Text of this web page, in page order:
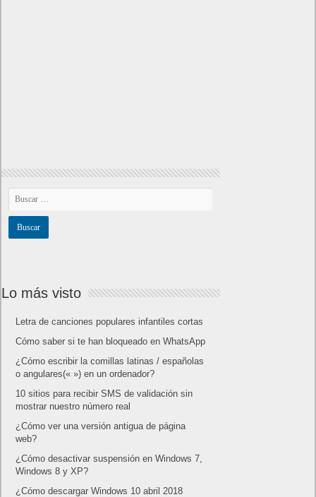
Lo más visto
Letra de canciones populares infantiles cortas
Cómo saber si te han bloqueado en WhatsApp
¿Cómo escribir la comillas latinas / españolas
o angulares(« ») en un ordenador?
10 sitios para recibir SMS de validación sin
mostrar nuestro número real
¿Cómo ver una versión antigua de página
web?
¿Cómo desactivar suspensión en Windows 7,
Windows 8 y XP?
¿Cómo descargar Windows 10 abril 2018